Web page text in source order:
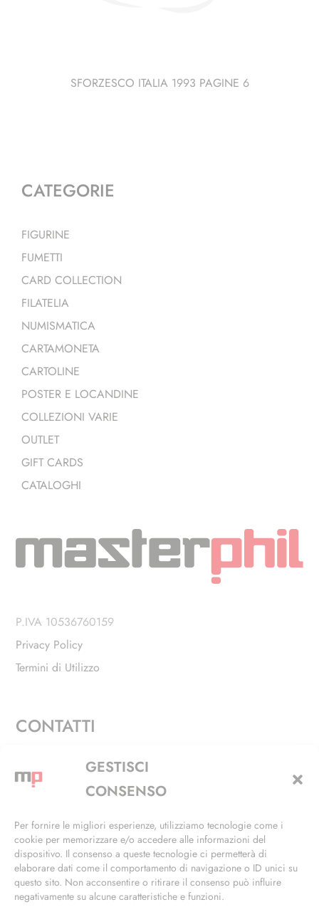
GESTISCI
CONSENSO
Per fornire le migliori esperienze, utilizziamo tecnologie come i
cookie per memorizzare e/o accedere alle informazioni del
dispositivo. Il consenso a queste tecnologie ci permetterà di
elaborare dati come il comportamento di navigazione o ID unici su
questo sito. Non acconsentire o ritirare il consenso può influire
negativamente su alcune caratteristiche e funzioni.
SFORZESCO ITALIA 1993 PAGINE 6
CATEGORIE
FIGURINE
FUMETTI
CARD COLLECTION
FILATELIA
NUMISMATICA
CARTAMONETA
CARTOLINE
POSTER E LOCANDINE
COLLEZIONI VARIE
OUTLET
GIFT CARDS
CATALOGHI
P.IVA 10536760159
Privacy Policy
Termini di Utilizzo
CONTATTI
Via Alfieri, 27 - Trezzano Sul Naviglio (MI)
+39 02 4846 3155
info@masterphil.it